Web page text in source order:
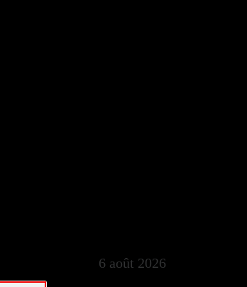
6 août 2026